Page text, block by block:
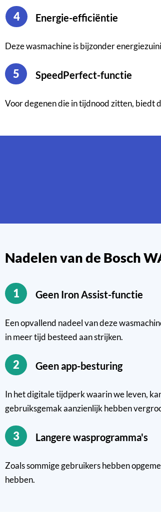
4 Energie-efficiëntie
Deze wasmachine is bijzonder
5 SpeedPerfect-functie
Voor degenen die in tijdnood zitten, biedt
Nadelen van de Bosch
1 Geen Iron Assist-functie
Een opvallend nadeel van deze
in meer tijd besteed aan strijken.
2 Geen app-besturing
In het digitale tijdperk waarin we leven,
gebruiksgemak aanzienlijk hebben
3 Langere wasprogramma's
Zoals sommige gebruikers hebben
hebben.